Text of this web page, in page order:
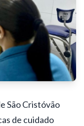
São Cristóvão
de cuidado